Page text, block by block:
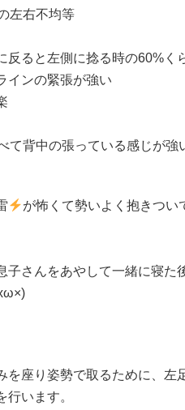
左右不均等
反ると左側に捻る時の60%く
インの緊張が強い
て背中の張っている感じが強
が怖くて勢いよく抱きつい
子さんをあやして一緒に寝た
を座り姿勢で取るために、左
います。